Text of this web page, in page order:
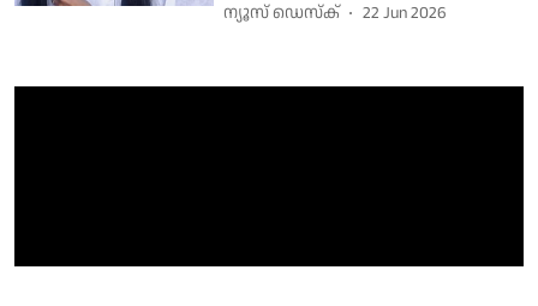
ന്യൂസ് ഡെസ്ക് 22 Jun 2026